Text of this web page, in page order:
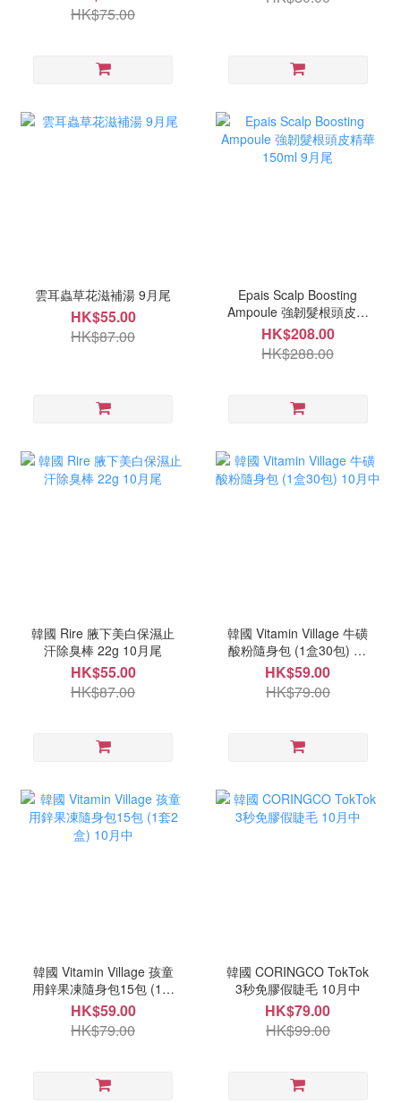
HK$75.00
雲耳蟲草花滋補湯 9月尾
HK$55.00
HK$87.00
Epais Scalp Boosting
Ampoule 強韌髮根頭皮精
華 150ml 9月尾
HK$208.00
HK$288.00
韓國 Rire 腋下美白保濕止
汗除臭棒 22g 10月尾
HK$55.00
HK$87.00
韓國 Vitamin Village 牛磺
酸粉隨身包 (1盒30包) 10
月中
HK$59.00
HK$79.00
韓國 Vitamin Village 孩童
用鋅果凍隨身包15包 (1套
2盒) 10月中
HK$59.00
HK$79.00
韓國 CORINGCO TokTok
3秒免膠假睫毛 10月中
HK$79.00
HK$99.00